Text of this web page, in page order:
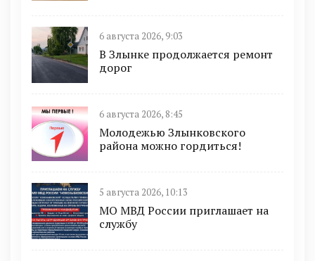
6 августа 2026, 9:03
В Злынке продолжается ремонт
дорог
6 августа 2026, 8:45
Молодежью Злынковского
района можно гордиться!
5 августа 2026, 10:13
МО МВД России приглашает на
службу